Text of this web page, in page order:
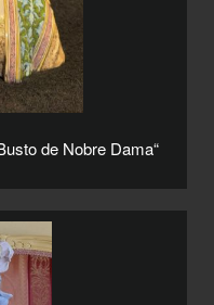
de Nobre Dama“